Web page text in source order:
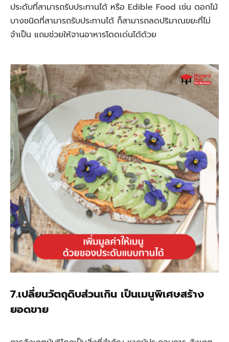
ประดับที่สามารถรับประทานได้ หรือ Edible Food เช่น ดอกไม้
บางชนิดที่สามารถรับประทานได้ ก็สามารถลดปริมาณขยะที่ไม่
จำเป็น แถมช่วยให้จานอาหารโดดเด่นได้ด้วย
7.เปลี่ยนวัตถุดิบส่วนเกิน เป็นเมนูพิเศษสร้าง
ยอดขาย